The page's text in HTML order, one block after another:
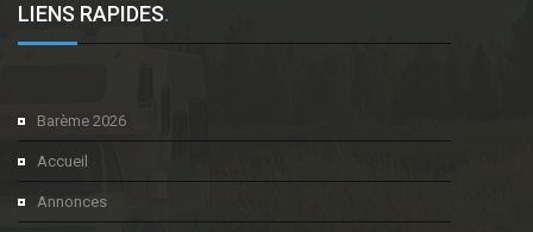
LIENS RAPIDES.
Barème 2026
Accueil
Annonces